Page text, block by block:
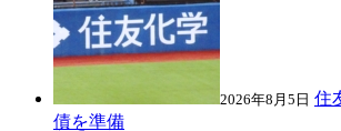
2026年8月5日 住
債を準備